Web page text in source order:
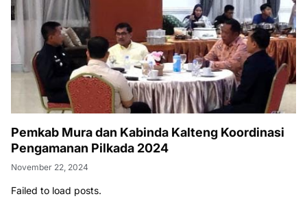
Pemkab Mura dan Kabinda Kalteng Koordinasi
Pengamanan Pilkada 2024
November 22, 2024
Failed to load posts.